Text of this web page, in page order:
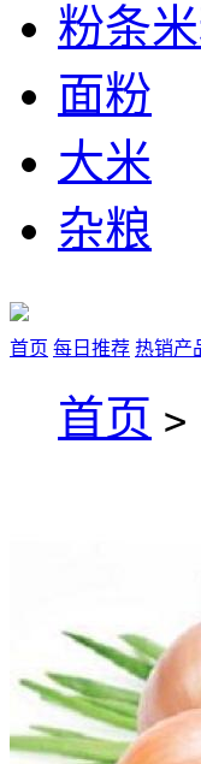
粉条
面粉
大米
杂粮
首页 每日推荐 热销产
首页 >